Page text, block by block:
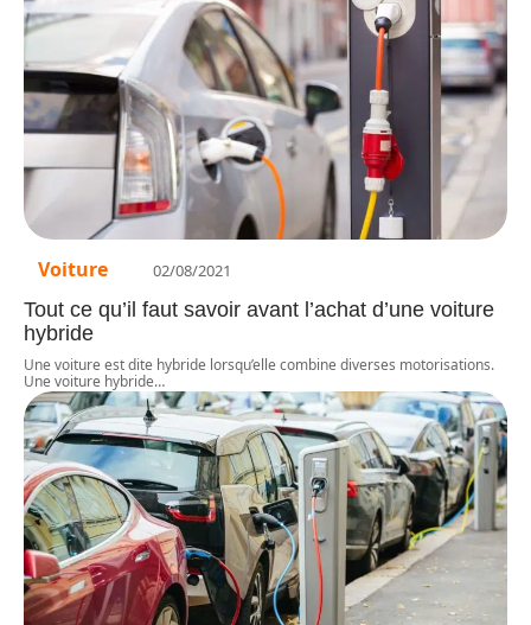
Voiture 02/08/2021
Tout ce qu’il faut savoir avant l’achat d’une voiture
hybride
Une voiture est dite hybride lorsqu’elle combine diverses motorisations.
Une voiture hybride…